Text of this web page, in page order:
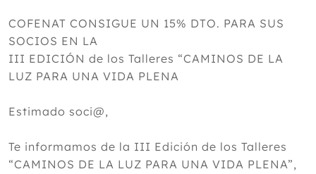
COFENAT CONSIGUE UN 15% DTO. PARA SUS
SOCIOS EN LA
III EDICIÓN de los Talleres “CAMINOS DE LA
LUZ PARA UNA VIDA PLENA
Estimado soci@,
Te informamos de la III Edición de los Talleres
“CAMINOS DE LA LUZ PARA UNA VIDA PLENA”,